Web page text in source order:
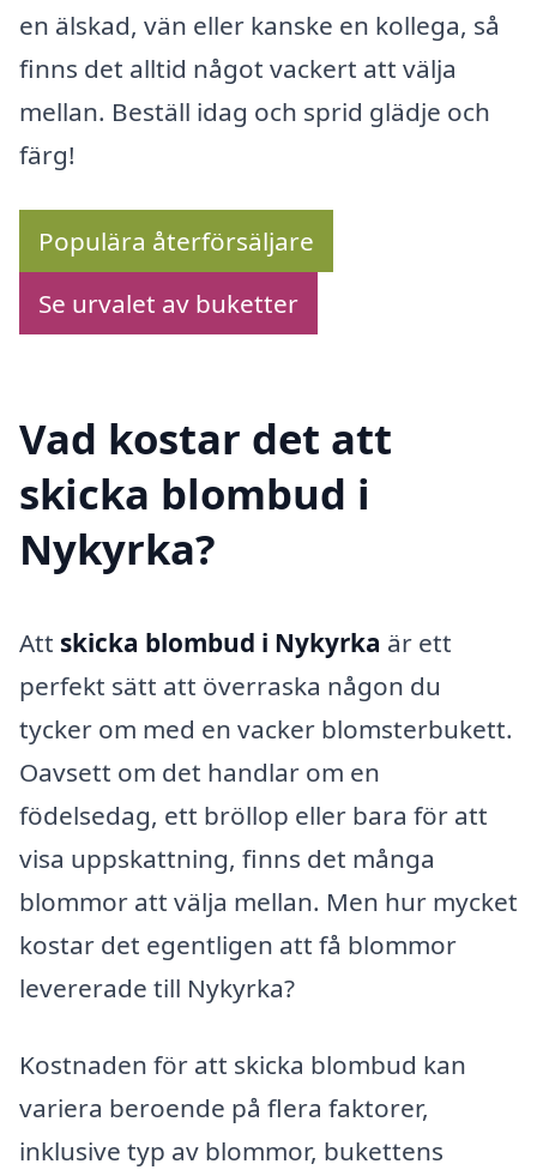
en älskad, vän eller kanske en kollega, så
finns det alltid något vackert att välja
mellan. Beställ idag och sprid glädje och
färg!
Populära återförsäljare
Se urvalet av buketter
Vad kostar det att
skicka blombud i
Nykyrka?
Att skicka blombud i Nykyrka är ett
perfekt sätt att överraska någon du
tycker om med en vacker blomsterbukett.
Oavsett om det handlar om en
födelsedag, ett bröllop eller bara för att
visa uppskattning, finns det många
blommor att välja mellan. Men hur mycket
kostar det egentligen att få blommor
levererade till Nykyrka?
Kostnaden för att skicka blombud kan
variera beroende på flera faktorer,
inklusive typ av blommor, bukettens